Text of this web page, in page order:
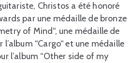
Christos a été honoré
par une médaille de bronze
of Mind“, une médaille de
l’album “Cargo“ et une médaille
l’album “Other side of my